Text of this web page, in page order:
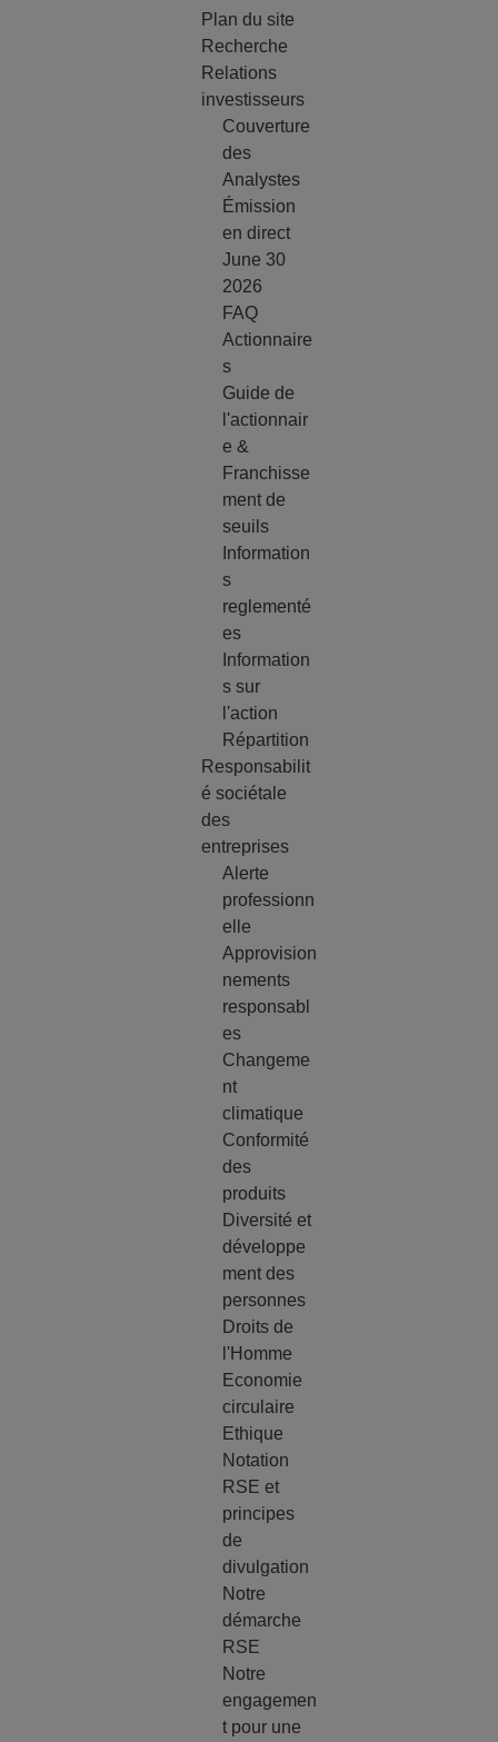
Plan du site
Recherche
Relations
investisseurs
Couverture
des
Analystes
Émission
en direct
June 30
2026
FAQ
Actionnaire
s
Guide de
l'actionnair
e &
Franchisse
ment de
seuils
Information
s
reglementé
es
Information
s sur
l'action
Répartition
Responsabilit
é sociétale
des
entreprises
Alerte
professionn
elle
Approvision
nements
responsabl
es
Changeme
nt
climatique
Conformité
des
produits
Diversité et
développe
ment des
personnes
Droits de
l'Homme
Economie
circulaire
Ethique
Notation
RSE et
principes
de
divulgation
Notre
démarche
RSE
Notre
engagemen
t pour une